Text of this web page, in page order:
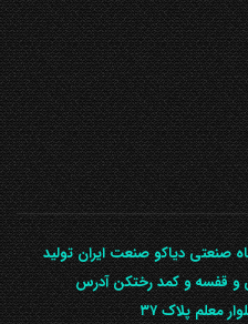
کوی گلستان پلاک 55 کارگاه صنعتی دیاکو صنعت ایران تولید
و قفسه و کمد رختکن آدرس
معلم پلاک ۳۷